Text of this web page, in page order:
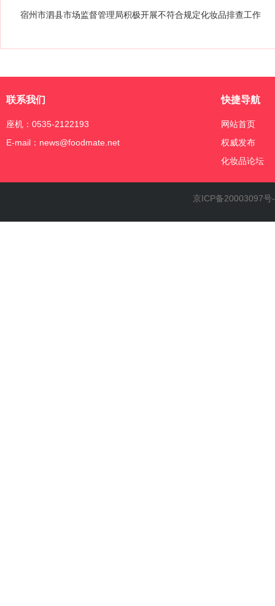
宿州市泗县市场监督管理局积极开展不符合规定化妆品排查工作
联系我们
座机：0535-2122193
E-mail：news@foodmate.net
快捷导航
网站首页
权威发布
化妆品论坛
京ICP备20003097号